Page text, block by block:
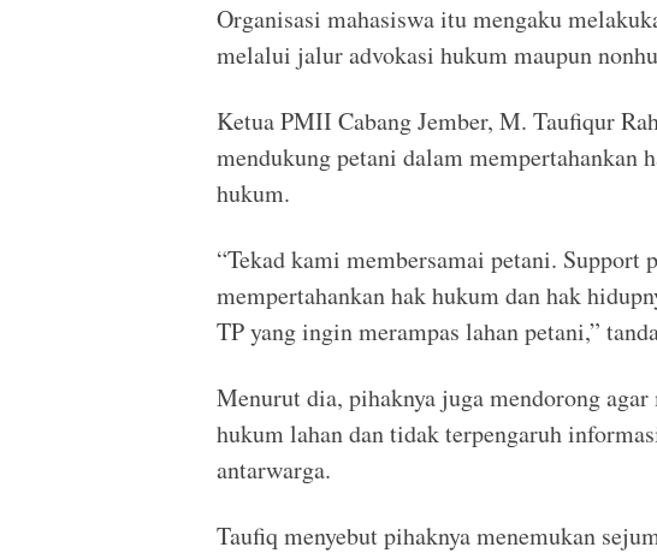
Organisasi mahasiswa itu mengaku
melalui jalur advokasi hukum maupun
Ketua PMII Cabang Jember, M. Taufiqur
mendukung petani dalam mempertahankan
hukum.
“Tekad kami membersamai petani. Support
mempertahankan hak hukum dan hak
TP yang ingin merampas lahan petani,”
Menurut dia, pihaknya juga mendorong
hukum lahan dan tidak terpengaruh
antarwarga.
Taufiq menyebut pihaknya menemukan